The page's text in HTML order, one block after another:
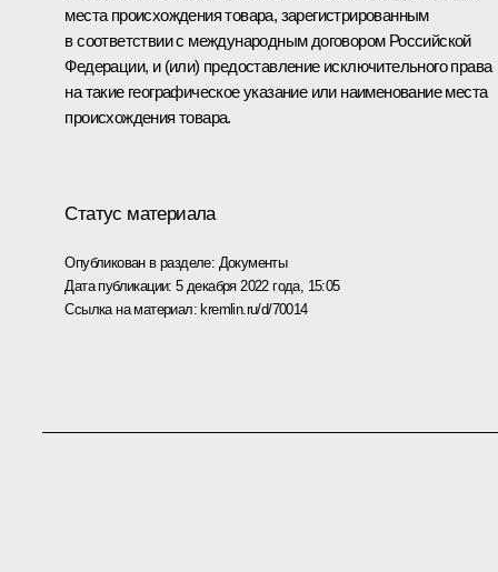
места происхождения товара, зарегистрированным
в соответствии с международным договором Российской
Федерации, и (или) предоставление исключительного права
на такие географическое указание или наименование места
происхождения товара.
Статус материала
Опубликован в разделе: Документы
Дата публикации:5 декабря 2022 года, 15:05
Ссылка на материал: kremlin.ru/d/70014